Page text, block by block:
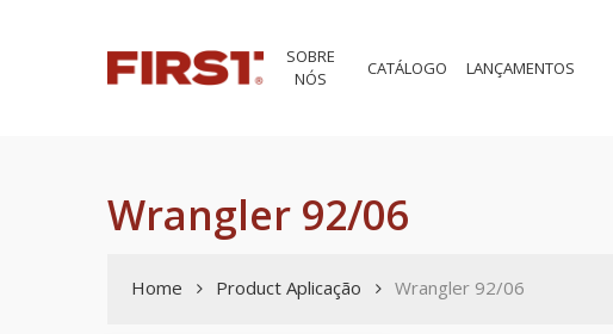
SOBRE
NÓS
CATÁLOGO LANÇAMENTOS
Wrangler 92/06
Home Product Aplicação Wrangler 92/06